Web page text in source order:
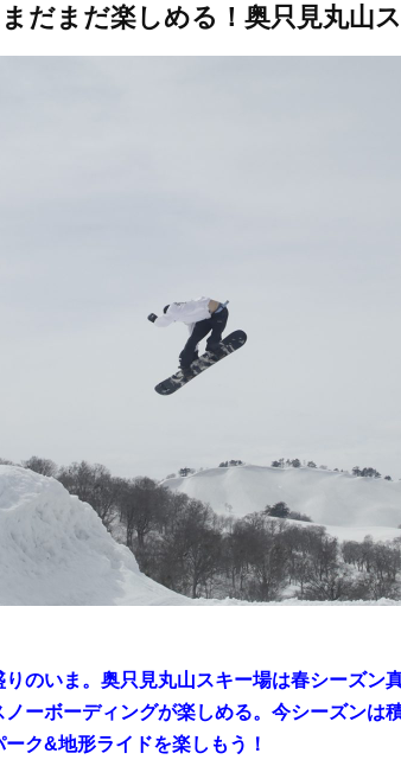
だまだ楽しめる！奥只見丸山
のいま。奥只見丸山スキー場は春シーズン
ーボーディングが楽しめる。今シーズンは
ク&地形ライドを楽しもう！